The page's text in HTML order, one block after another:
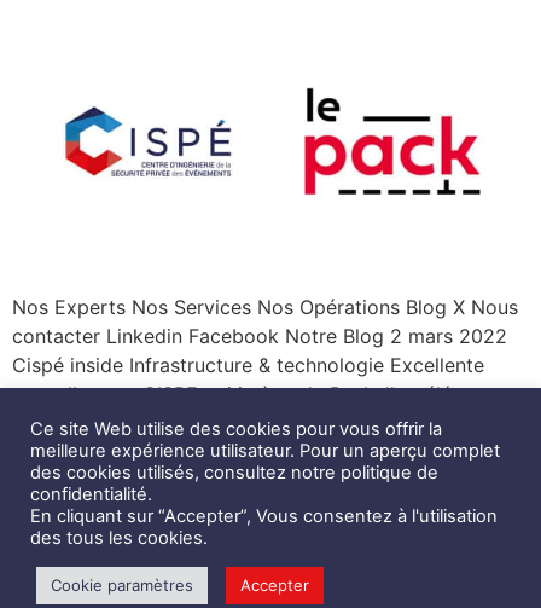
Nos Experts Nos Services Nos Opérations Blog X Nous
contacter Linkedin Facebook Notre Blog 2 mars 2022
Cispé inside Infrastructure & technologie Excellente
nouvelle pour CISPE qui intègre le Pack, l’accélérateur
de start-up dédié au sport. CISPE a candidaté avec
succès à cette « plateforme d’innovation permettant
d’identifier les champions du sport business de
demain ». Cet incubateur est […]
Ce site Web utilise des cookies pour vous offrir la
meilleure expérience utilisateur. Pour un aperçu complet
des cookies utilisés, consultez notre politique de
confidentialité.
En cliquant sur “Accepter”, Vous consentez à l'utilisation
des tous les cookies.
Cookie paramètres Accepter